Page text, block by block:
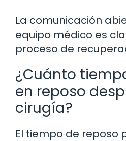
La comunicación
equipo médico es
proceso de
¿Cuánto
en reposo
cirugía?
El tiempo de reposo